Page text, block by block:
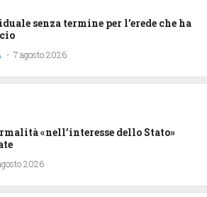
senza termine per l’erede che ha
- 7 agosto 2026
«nell’interesse dello Stato»
2026